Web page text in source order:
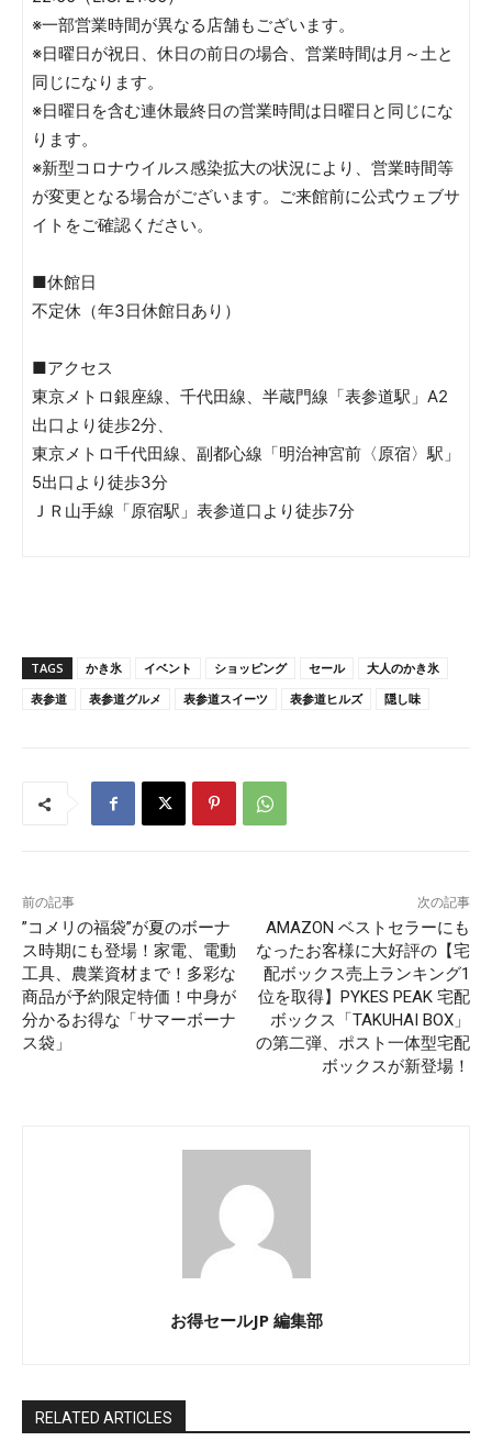
※一部営業時間が異なる店舗もございます。
※日曜日が祝日、休日の前日の場合、営業時間は月～土と
同じになります。
※日曜日を含む連休最終日の営業時間は日曜日と同じにな
ります。
※新型コロナウイルス感染拡大の状況により、営業時間等
が変更となる場合がございます。ご来館前に公式ウェブサ
イトをご確認ください。
■休館日
不定休（年3日休館日あり）
■アクセス
東京メトロ銀座線、千代田線、半蔵門線「表参道駅」A2
出口より徒歩2分、
東京メトロ千代田線、副都心線「明治神宮前〈原宿〉駅」
5出口より徒歩3分
ＪＲ山手線「原宿駅」表参道口より徒歩7分
TAGS かき氷 イベント ショッピング セール
大人のかき氷
表参道
表参道グルメ 表参道スイーツ 表参道ヒルズ 隠し味
前の記事
”コメリの福袋”が夏のボーナ
ス時期にも登場！家電、電動
工具、農業資材まで！多彩な
商品が予約限定特価！中身が
分かるお得な「サマーボーナ
ス袋」
次の記事
AMAZON ベストセラーにも
なったお客様に大好評の【宅
配ボックス売上ランキング1
位を取得】PYKES PEAK 宅配
ボックス「TAKUHAI BOX」
の第二弾、ポスト一体型宅配
ボックスが新登場！
お得セールJP 編集部
RELATED ARTICLES